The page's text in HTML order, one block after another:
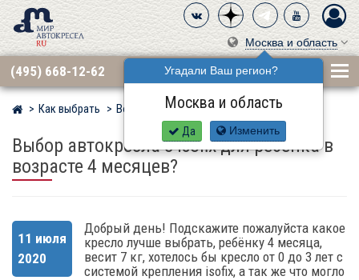
Москва и область
Угадали Ваш регион?
Москва и область
Да Изменить
(495) 668-12-62
Мир детских автокресел
Как выбрать Вопросы
Выбор автокресла с Isofix для ребенка в
возрасте 4 месяцев?
11 июля
2020
Добрый день! Подскажите пожалуйста какое
кресло лучше выбрать, ребёнку 4 месяца,
весит 7 кг, хотелось бы кресло от 0 до 3 лет с
системой крепления isofix, а так же что могло